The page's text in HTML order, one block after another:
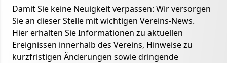
Damit Sie keine Neuigkeit verpassen: Wir versorgen
Sie an dieser Stelle mit wichtigen Vereins-News.
Hier erhalten Sie Informationen zu aktuellen
Ereignissen innerhalb des Vereins, Hinweise zu
kurzfristigen Änderungen sowie dringende